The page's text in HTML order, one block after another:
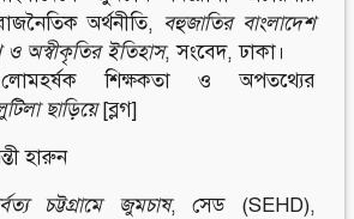
অর্থনীতি, বহুজাতির বাংলাদেশ
ও অস্বীকৃতির ইতিহাস, সংবেদ, ঢাকা।
লোমহর্ষক শিক্ষকতা ও অপতথ্যের
ছাড়িয়ে[ব্লগ]
হারুন
চট্টগ্রামে জুমচাষ, সেড (SEHD),